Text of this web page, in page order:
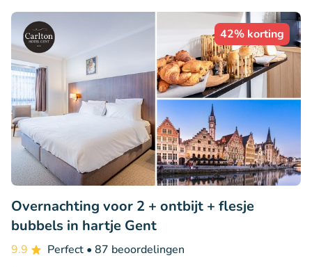
42% korting
Overnachting voor 2 + ontbijt + flesje
bubbels in hartje Gent
9.9 Perfect • 87 beoordelingen